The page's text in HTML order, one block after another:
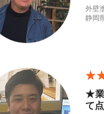
外壁
静岡
★業
て